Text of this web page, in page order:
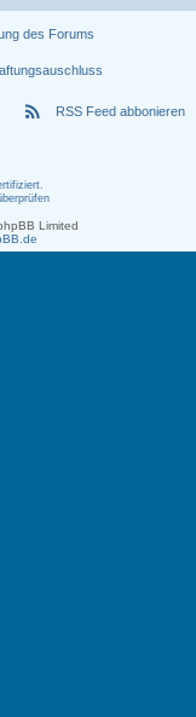
des Forums
rss_feed RSS Feed abbonieren
Limited